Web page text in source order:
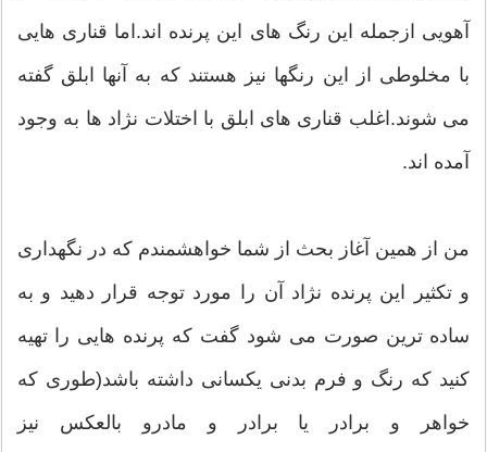
آهویی ازجمله این رنگ های این پرنده اند.اما قناری هایی
با مخلوطی از این رنگها نیز هستند که به آنها ابلق گفته
می شوند.اغلب قناری های ابلق با اختلات نژاد ها به وجود
آمده اند.
من از همین آغاز بحث از شما خواهشمندم که در نگهداری
و تکثیر این پرنده نژاد آن را مورد توجه قرار دهید و به
ساده ترین صورت می شود گفت که پرنده هایی را تهیه
کنید که رنگ و فرم بدنی یکسانی داشته باشد(طوری که
خواهر و برادر یا برادر و مادرو بالعکس نیز